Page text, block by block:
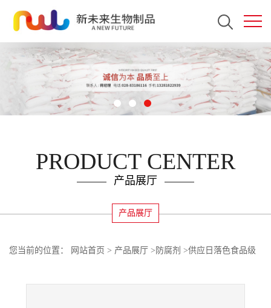
PRODUCT CENTER
产品展厅
产品展厅
您当前的位置： 网站首页 > 产品展厅 > 防腐剂 >供应日落色食品级